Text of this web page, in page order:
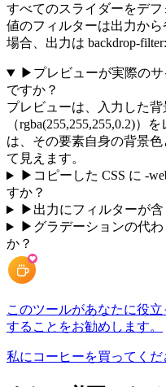
すべてのスライダーをデ
値のフィルターは出力か
場合、出力は backdrop-
▶ プレビューが実際の
ですか？
プレビューは、入力した
（rgba(255,255,255,0.2)）
は、その要素自身の背景
て見えます。
▶ コピーした CSS に -
すか？
▶ 出力にフィルターが
▶ グラデーションの代
か？
このツールがあなたに役
することをお勧めします。
私にコーヒーを買ってくだ